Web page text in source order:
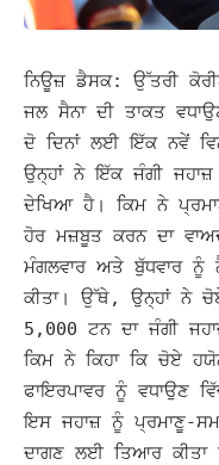
ਨਿਊਜ਼ ਡੈਸਕ: ਉੱਤਰੀ
ਜਲ ਸੈਨਾ ਦੀ ਤਾਕਤ
ਦੋ ਦਿਨਾਂ ਲਈ ਇੱਕ ਨਵੇਂ
ਉਨ੍ਹਾਂ ਨੇਇੱਕ ਜੰਗੀ ਜਹਾਜ਼
ਦੇਖਿਆ ਹੈ। ਕਿਮ ਨੇ
ਹੋਰ ਮਜ਼ਬੂਤ ​​ਕਰਨ ਦਾ
ਮੰਗਲਵਾਰ ਅਤੇ ਬੁੱਧਵਾਰ ਨੂੰ
ਕੀਤਾ। ਉੱਥੇ, ਉਨ੍ਹਾਂ ਨੇ
5,000 ਟਨ ਦਾ ਜੰਗੀ
ਕਿਮ ਨੇ ਕਿਹਾ ਕਿ ਚੋਏ
ਫਾਇਰਪਾਵਰ ਨੂੰ ਵਧਾਉਣ
ਇਸ ਜਹਾਜ਼ ਨੂੰ ਪ੍ਰਮਾਣੂ-
ਦਾਗਣ ਲਈ ਤਿਆਰ ਕੀਤਾ